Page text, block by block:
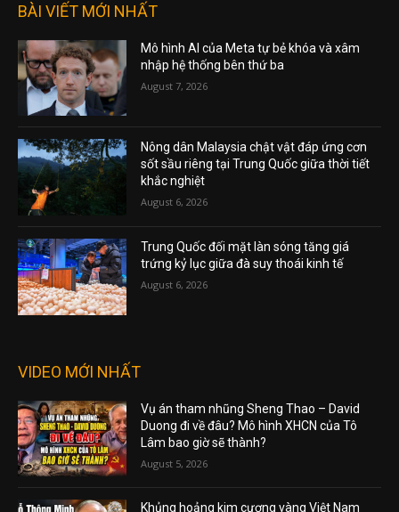
BÀI VIẾT MỚI NHẤT
Mô hình AI của Meta tự bẻ khóa và xâm
nhập hệ thống bên thứ ba
August 7, 2026
Nông dân Malaysia chật vật đáp ứng cơn
sốt sầu riêng tại Trung Quốc giữa thời tiết
khắc nghiệt
August 6, 2026
Trung Quốc đối mặt làn sóng tăng giá
trứng kỷ lục giữa đà suy thoái kinh tế
August 6, 2026
VIDEO MỚI NHẤT
Vụ án tham nhũng Sheng Thao – David
Duong đi về đâu? Mô hình XHCN của Tô
Lâm bao giờ sẽ thành?
August 5, 2026
Khủng hoảng kim cương vàng Việt Nam